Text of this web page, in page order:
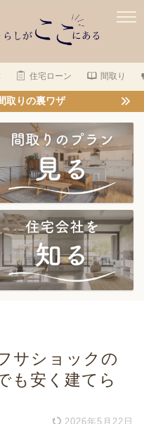
住宅ローン 間取り
取りの裏ワザ
サショックの
も安く建てら
2026年5月22日